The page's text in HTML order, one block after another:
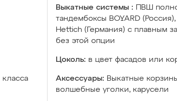
Выкатные системы :
ПВШ
тандембоксы BOYARD
Hettich (Германия) с плавным
без этой опции
Цоколь: в цвет фасадов или
Аксессуары: Выкатные
волшебные уголки, карусели